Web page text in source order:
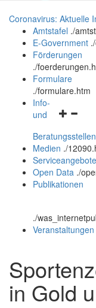
Coronavirus: Aktuelle
Amtstafel ./
E-Government .
Förderungen
./
Formulare
./formulare.htm
und
schließen
Info-
und
Beratungsstellen
Medien ./
Serviceangebote
Open Data ./
Publikationen
./
Veranstaltungen
in Gold